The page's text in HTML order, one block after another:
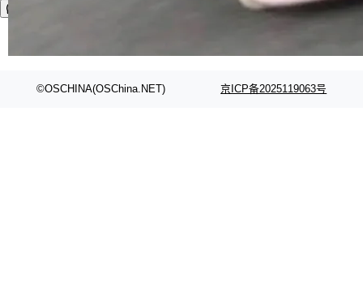
件之中，形成高度复杂的知识关联网络。传统的
理解大规模代码仓时面临显著"代码仓理解"瓶
©OSCHINA(OSChina.NET) 京ICP备2025119063号